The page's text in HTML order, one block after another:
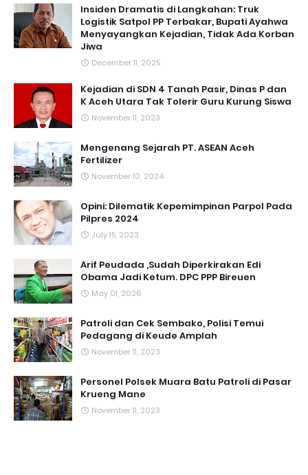
Insiden Dramatis di Langkahan: Truk
Logistik Satpol PP Terbakar, Bupati Ayahwa
Menyayangkan Kejadian, Tidak Ada Korban
Jiwa
December 11, 2025
Kejadian di SDN 4 Tanah Pasir, Dinas P dan
K Aceh Utara Tak Tolerir Guru Kurung Siswa
November 11, 2023
Mengenang Sejarah PT. ASEAN Aceh
Fertilizer
November 10, 2024
Opini: Dilematik Kepemimpinan Parpol Pada
Pilpres 2024
July 15, 2023
Arif Peudada ,Sudah Diperkirakan Edi
Obama Jadi Ketum. DPC PPP Bireuen
May 01, 2026
Patroli dan Cek Sembako, Polisi Temui
Pedagang di Keude Amplah
November 11, 2023
Personel Polsek Muara Batu Patroli di Pasar
Krueng Mane
November 11, 2023